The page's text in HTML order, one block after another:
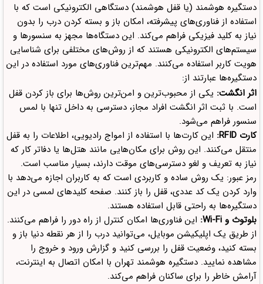
دستگیره هوشمند (یا قفل هوشمند) دستگاهی الکترونیکی است که با
استفاده از فناوری‌های پیشرفته، امکان باز و بسته کردن درب را بدون
نیاز به کلید فیزیکی فراهم می‌کند. این دستگاه‌ها مجهز به سنسورها و
سیستم‌های الکترونیکی هستند که از روش‌های مختلفی برای شناسایی
هویت کاربر استفاده می‌کنند. مهم‌ترین فناوری‌های مورد استفاده در این
دستگیره‌ها عبارتند از:
اثر انگشت: یکی از محبوب‌ترین و امن‌ترین روش‌ها برای باز کردن قفل
است. با ثبت اثر انگشت افراد مجاز، دسترسی به داخل تنها با لمس
سنسور فراهم می‌شود.
کارت RFID:
این کارت‌ها با استفاده از امواج رادیویی، اطلاعات را به قفل
منتقل می‌کنند. این روش برای مکان‌هایی مانند هتل‌ها یا دفاتر کار که
نیاز به تعریف و لغو دسترسی‌های موقت دارند، بسیار مناسب است.
رمز عبور: یک روش ساده و کاربردی است که به کاربران اجازه می‌دهد با
وارد کردن یک کد عددی، قفل را باز کنند. صفحه کلیدهای لمسی در این
دستگیره‌ها به راحتی قابل استفاده هستند.
بلوتوث و Wi-Fi:
این فناوری‌ها امکان کنترل از راه دور را فراهم می‌کنند.
از طریق یک اپلیکیشن موبایل، می‌توانید درب را از هر نقطه دنیا باز و
بسته کنید، وضعیت قفل را بررسی کنید و گزارش ورود و خروج را
مشاهده نمایید. دستگیره هوشمند تهران با امکان اتصال به اینترنت،
آرامش خاطر را برای ساکنان فراهم می‌کند.